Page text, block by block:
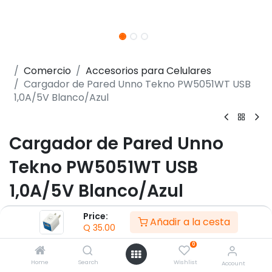
Price:
Q 35.00 Añadir a la cesta
Home Search
0
Wishlist Account
Comercio
Accesorios para Celulares
Cargador de Pared Unno Tekno PW5051WT USB
1,0A/5V Blanco/Azul
Cargador de Pared Unno
Tekno PW5051WT USB
1,0A/5V Blanco/Azul
(0 reseña)
- Cargador de pared
- tensión de entrada 100 ~ 240 V
- 1 x Puertos USB 1,0A/5V.